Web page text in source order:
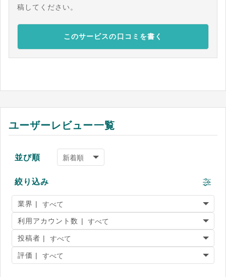
稿してください。
このサービスの口コミを書く
ユーザーレビュー一覧
並び順
絞り込み
業界 |
利用アカウント数 |
投稿者 |
評価 |